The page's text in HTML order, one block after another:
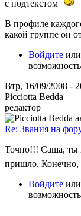
с подтекстом
В профиле
какой группе он
Войдите или
Втр, 16/09/2008 -
Picciotta Bedda
редактор
Re: Звания на
Точно!!! Саша, ты
пришло. Конечно,
Войдите или